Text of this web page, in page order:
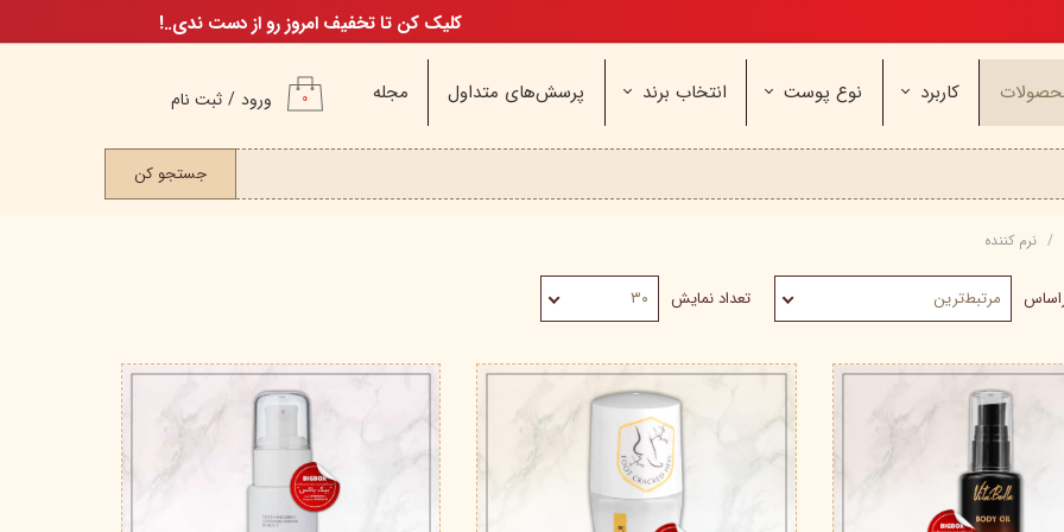
کاربرد
عطر - ادکلن
اسپری بدن
بادی میست
دئودرانت - مام
نوع پوست انتخاب برند
نیوره بیول
ایپک
شون
سریتا آمبرلا
آتوپیا
ویتابلا سینره
پنکاف
فولیکا سیلکر
دلفین
مهرونا
نو‌ آکنه
راکوتن
یونی لد
پرسش‌های متداول مجله ورود / ثبت نام
تغییر گذر واژه
۰
جستجو کن
کلیک کن تا تخفیف امروز رو از دست ندی..!
نرم کننده
مرتبط‌ترین تعداد نمایش ۳۰